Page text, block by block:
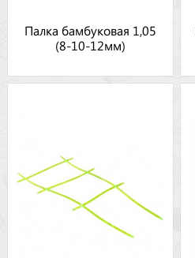
Палка бамбуковая 1,05
(8-10-12мм)